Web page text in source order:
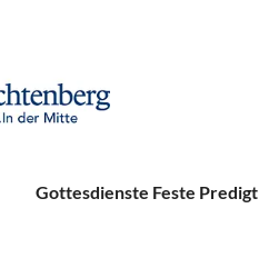
Gottesdienste Feste Predigt